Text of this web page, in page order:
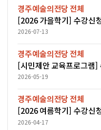
경주예술의전당 전체
[2026 가을학기] 수강신
2026-07-13
경주예술의전당 전체
[시민제안 교육프로그램]
2026-05-19
경주예술의전당 전체
[2026 여름학기] 수강신
2026-04-17